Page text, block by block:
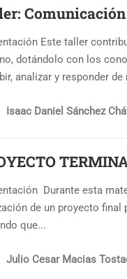
Este taller
dotándolo con los
analizar y responder de
Isaac Daniel Sánchez
Durante esta
de un proyecto
que...
Julio Cesar Macias